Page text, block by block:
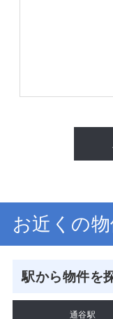
お近くの
駅から物件を
通谷駅